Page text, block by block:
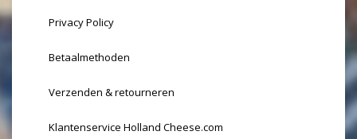
Privacy Policy
Betaalmethoden
Verzenden & retourneren
Klantenservice Holland Cheese.com